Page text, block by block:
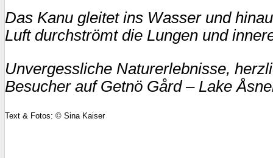
Das Kanu gleitet ins Wasser und
Luft durchströmt die Lungen und
Unvergessliche Naturerlebnisse,
Besucher auf Getnö Gård – Lake
Text & Fotos: © Sina Kaiser